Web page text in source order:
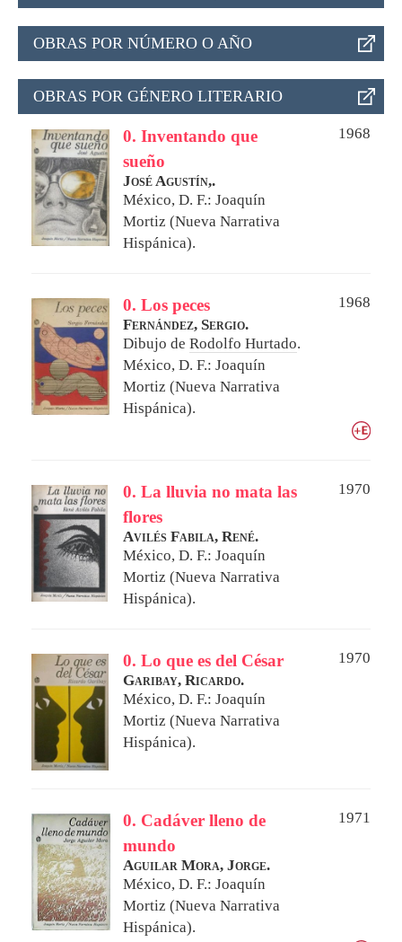
OBRAS POR NÚMERO O AÑO
OBRAS POR GÉNERO LITERARIO
0. Inventando que
sueño
1968
José Agustín,.
México, D. F.: Joaquín
Mortiz (Nueva Narrativa
Hispánica).
0. Los peces
1968
Fernández, Sergio.
Dibujo de Rodolfo Hurtado.
México, D. F.: Joaquín
Mortiz (Nueva Narrativa
Hispánica).
0. La lluvia no mata las
flores
1970
Avilés Fabila, René.
México, D. F.: Joaquín
Mortiz (Nueva Narrativa
Hispánica).
0. Lo que es del César
1970
Garibay, Ricardo.
México, D. F.: Joaquín
Mortiz (Nueva Narrativa
Hispánica).
0. Cadáver lleno de
mundo
1971
Aguilar Mora, Jorge.
México, D. F.: Joaquín
Mortiz (Nueva Narrativa
Hispánica).